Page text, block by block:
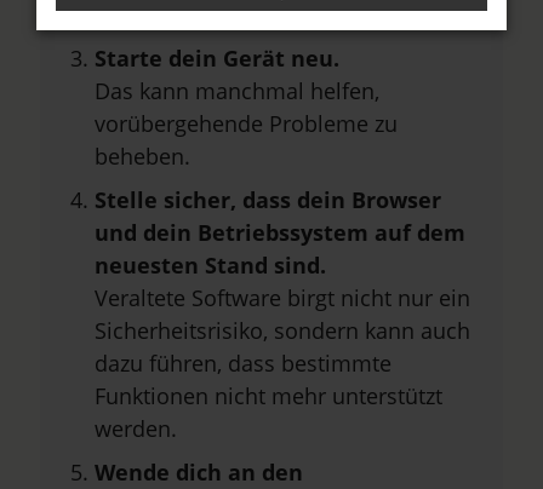
privaten Fenster?
Starte dein Gerät neu.
Das kann manchmal helfen,
vorübergehende Probleme zu
beheben.
Stelle sicher, dass dein Browser
und dein Betriebssystem auf dem
neuesten Stand sind.
Veraltete Software birgt nicht nur ein
Sicherheitsrisiko, sondern kann auch
dazu führen, dass bestimmte
Funktionen nicht mehr unterstützt
werden.
Wende dich an den